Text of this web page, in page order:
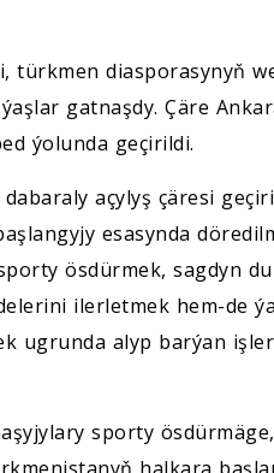
türkmen diasporasynyň
gatnaşdy. Çäre
ýolunda geçirildi.
açylyş çäresi
esasynda
ösdürmek, sagdyn
ilerletmek hem-de
ugrunda alyp barýan
sporty